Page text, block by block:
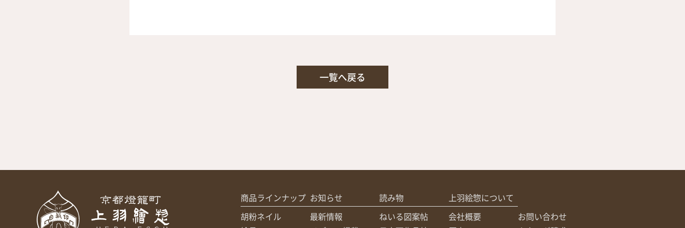
一覧へ戻る
商品ラインナップ
胡粉ネイル
お知らせ
最新情報
読み物
ねいる図案帖
上羽絵惣について
会社概要
お問い合わせ